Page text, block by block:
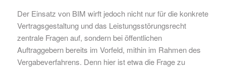
Der Einsatz von BIM wirft jedoch nicht nur für die konkrete
Vertragsgestaltung und das Leistungsstörungsrecht
zentrale Fragen auf, sondern bei öffentlichen
Auftraggebern bereits im Vorfeld, mithin im Rahmen des
Vergabeverfahrens. Denn hier ist etwa die Frage zu